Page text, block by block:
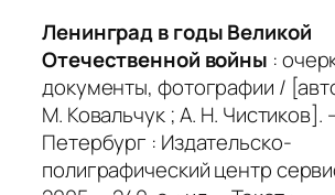
Ленинград в годы Великой
Отечественной войны :
документы, фотографии /
М. Ковальчук ; А. Н. Чистиков].
Петербург : Издательско-
полиграфический центр